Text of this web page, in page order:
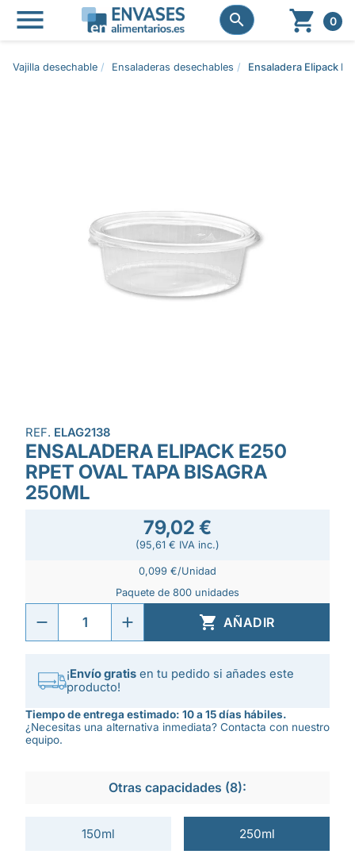
 
  0
Vajilla desechable Ensaladeras desechables Ensaladera Elipack
REF. ELAG2138
ENSALADERA ELIPACK E250
RPET OVAL TAPA BISAGRA
250ML
79,02 €
(95,61 € IVA inc.)
0,099 €/Unidad
Paquete de 800 unidades
 AÑADIR
¡Envío gratis en tu pedido si añades este
producto!
Tiempo de entrega estimado: 10 a 15 días hábiles.
¿Necesitas una alternativa inmediata? Contacta con nuestro
equipo.
Otras capacidades (8):
150ml 250ml